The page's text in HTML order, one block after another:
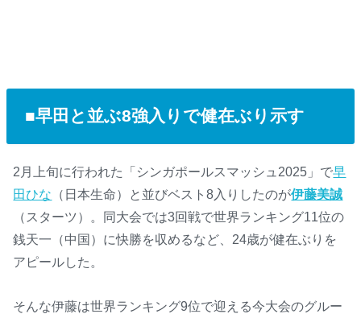
■早田と並ぶ8強入りで健在ぶり示す
2月上旬に行われた「シンガポールスマッシュ2025」で早
田ひな （日本生命）と並びベスト8入りしたのが伊藤美誠
（スターツ）。同大会では3回戦で世界ランキング11位の
銭天一（中国）に快勝を収めるなど、24歳が健在ぶりを
アピールした。
そんな伊藤は世界ランキング9位で迎える今大会のグルー